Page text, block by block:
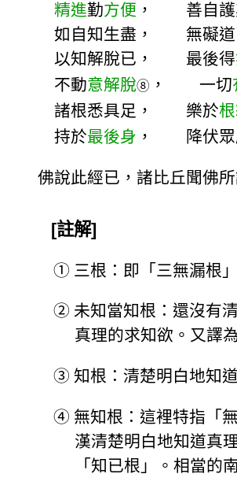
精進勤方便 ， 善自護
如自知生盡， 無礙道
以知解脫已， 最後得
不動意解脫⑧ ， 一切
諸根悉具足， 樂於
持於最後身 ， 降伏眾
佛說此經已，諸比丘聞佛
[註解]
① 三根：即「三無漏根
② 未知當知根：還沒有
真理的求知欲。又譯
③ 知根：清楚明白地知
④ 無知根：這裡特指「
漢清楚明白地知道真
「知已根」。相當的